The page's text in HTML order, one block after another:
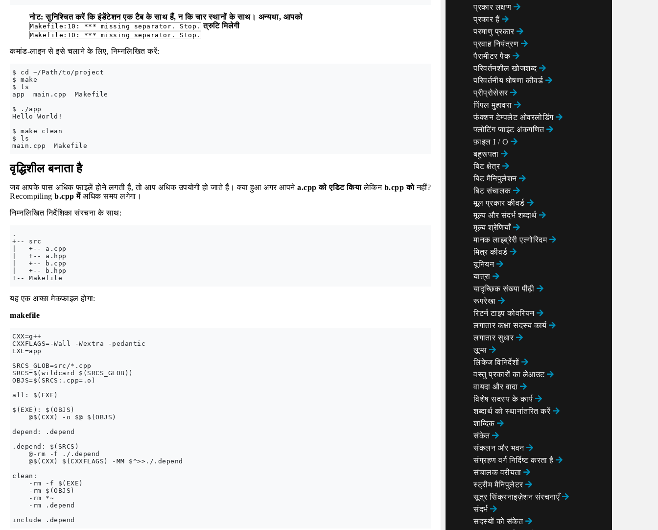
नोट: सुनिश्चित करें कि इंडेंटेशन एक टैब के साथ हैं, न कि चार स्थानों के साथ। अन्यथा, आपको
Makefile:10: *** missing separator. Stop. त्रुटि मिलेगी
Makefile:10: *** missing separator. Stop.
कमांड-लाइन से इसे चलाने के लिए, निम्नलिखित करें:
$ cd ~/Path/to/project
$ make
$ ls
app  main.cpp  Makefile
$ ./app
Hello World!
$ make clean
$ ls
वृद्धिशील बनाता है
जब आपके पास अधिक फाइलें होने लगती हैं, तो आप अधिक उपयोगी हो जाते हैं। क्या हुआ अगर आपने a.cpp को एडिट कियालेकिन b.cpp कोनहीं?
Recompiling b.cpp मेंअधिक समय लगेगा।
निम्नलिखित निर्देशिका संरचना के साथ:
.
+-- src
|   +-- a.cpp
|   +-- a.hpp
|   +-- b.cpp
|   +-- b.hpp
यह एक अच्छा मेकफाइल होगा:
makefile
CXX=g++
CXXFLAGS=-Wall -Wextra -pedantic
EXE=app
SRCS_GLOB=src/*.cpp
SRCS=$(wildcard $(SRCS_GLOB))
OBJS=$(SRCS:.cpp=.o)
all: $(EXE)
$(EXE): $(OBJS)
    @$(CXX) -o $@ $(OBJS)
depend: .depend
.depend: $(SRCS)
    @-rm -f ./.depend
    @$(CXX) $(CXXFLAGS) -MM $^>>./.depend
clean:
    -rm -f $(EXE)
    -rm $(OBJS)
    -rm *~
    -rm .depend
प्रकार लक्षण
प्रकार हैं
परमाणु प्रकार
प्रवाह नियंत्रण
पैरामीटर पैक
परिवर्तनशील खोजशब्द
परिवर्तनीय घोषणा कीवर्ड
प्रीप्रोसेसर
पिंपल मुहावरा
फंक्शन टेम्पलेट ओवरलोडिंग
फ्लोटिंग प्वाइंट अंकगणित
फ़ाइल I / O
बहुरूपता
बिट क्षेत्र
बिट मैनिपुलेशन
बिट संचालक
मूल प्रकार कीवर्ड
मूल्य और संदर्भ शब्दार्थ
मूल्य श्रेणियाँ
मानक लाइब्रेरी एल्गोरिदम
मित्र कीवर्ड
यूनियन
यात्रा
यादृच्छिक संख्या पीढ़ी
रूपरेखा
रिटर्न टाइप कोवरियन
लगातार कक्षा सदस्य कार्य
लगातार सुधार
लूप्स
लिंकेज विनिर्देशों
वस्तु प्रकारों का लेआउट
वायदा और वादा
विशेष सदस्य के कार्य
शब्दार्थ को स्थानांतरित करें
शाब्दिक
संकेत
संकलन और भवन
संग्रहण वर्ग निर्दिष्ट करता है
संचालक वरीयता
स्ट्रीम मैनिपुलेटर
सूत्र सिंक्रनाइज़ेशन संरचनाएँ
संदर्भ
सदस्यों को संकेत